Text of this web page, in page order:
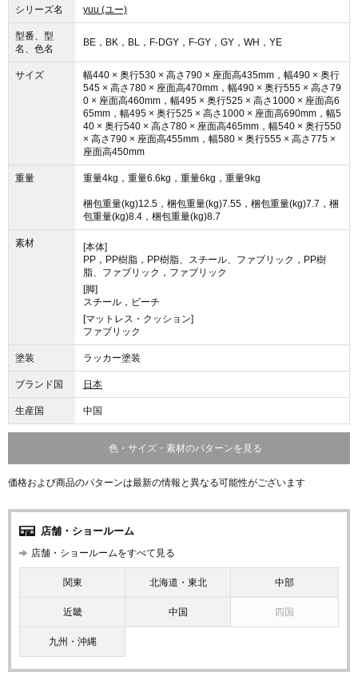
シリーズ名 yuu (ユー)
型番、型
名、色名
BE，BK，BL，F-DGY，F-GY，GY，WH，YE
サイズ
幅440 × 奥行530 × 高さ790 × 座面高435mm，幅490 × 奥行
545 × 高さ780 × 座面高470mm，幅490 × 奥行555 × 高さ79
0 × 座面高460mm，幅495 × 奥行525 × 高さ1000 × 座面高6
65mm，幅495 × 奥行525 × 高さ1000 × 座面高690mm，幅5
40 × 奥行540 × 高さ780 × 座面高465mm，幅540 × 奥行550
× 高さ790 × 座面高455mm，幅580 × 奥行555 × 高さ775 ×
座面高450mm
重量 重量4kg，重量6.6kg，重量6kg，重量9kg
梱包重量(kg)12.5，梱包重量(kg)7.55，梱包重量(kg)7.7，梱
包重量(kg)8.4，梱包重量(kg)8.7
素材
[本体]
PP，PP樹脂，PP樹脂、スチール、ファブリック，PP樹
脂、ファブリック，ファブリック
[脚]
スチール，ビーチ
[マットレス・クッション]
ファブリック
塗装 ラッカー塗装
ブランド国 日本
生産国 中国
色・サイズ・素材のパターンを見る
価格および商品のパターンは最新の情報と異なる可能性がございます
店舗・ショールーム
店舗・ショールームをすべて見る
関東 北海道・東北 中部
近畿 中国 四国
九州・沖縄